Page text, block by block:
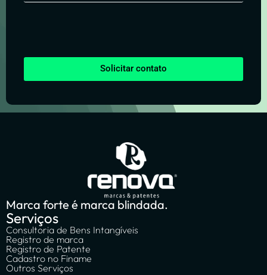
Solicitar contato
Marca forte é marca blindada.
Serviços
Consultoria de Bens Intangíveis
Registro de marca
Registro de Patente
Cadastro no Finame
Outros Serviços